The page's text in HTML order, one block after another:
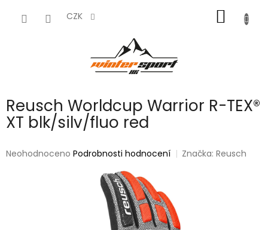
CZK
KOŠÍK
Reusch Worldcup Warrior R-TEX®
XT blk/silv/fluo red
Průměrné
Neohodnoceno Podrobnosti hodnocení Značka:Reusch